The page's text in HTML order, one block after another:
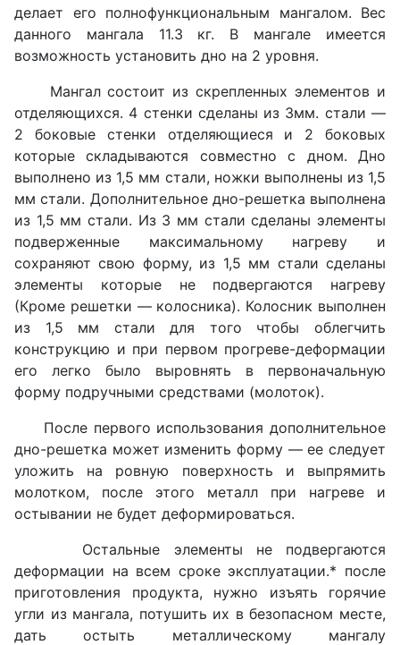
делает его полнофункциональным мангалом. Вес
данного мангала 11.3 кг. В мангале имеется
возможность установить дно на 2 уровня.
Мангал состоит из скрепленных элементов и
отделяющихся. 4 стенки сделаны из 3мм. стали —
2 боковые стенки отделяющиеся и 2 боковых
которые складываются совместно с дном. Дно
выполнено из 1,5 мм стали, ножки выполнены из 1,5
мм стали. Дополнительное дно-решетка выполнена
из 1,5 мм стали. Из 3 мм стали сделаны элементы
подверженные максимальному нагреву и
сохраняют свою форму, из 1,5 мм стали сделаны
элементы которые не подвергаются нагреву
(Кроме решетки — колосника). Колосник выполнен
из 1,5 мм стали для того чтобы облегчить
конструкцию и при первом прогреве-деформации
его легко было выровнять в первоначальную
форму подручными средствами (молоток).
После первого использования дополнительное
дно-решетка может изменить форму — ее следует
уложить на ровную поверхность и выпрямить
молотком, после этого металл при нагреве и
остывании не будет деформироваться.
Остальные элементы не подвергаются
деформации на всем сроке эксплуатации.* после
приготовления продукта, нужно изъять горячие
угли из мангала, потушить их в безопасном месте,
дать остыть металлическому мангалу